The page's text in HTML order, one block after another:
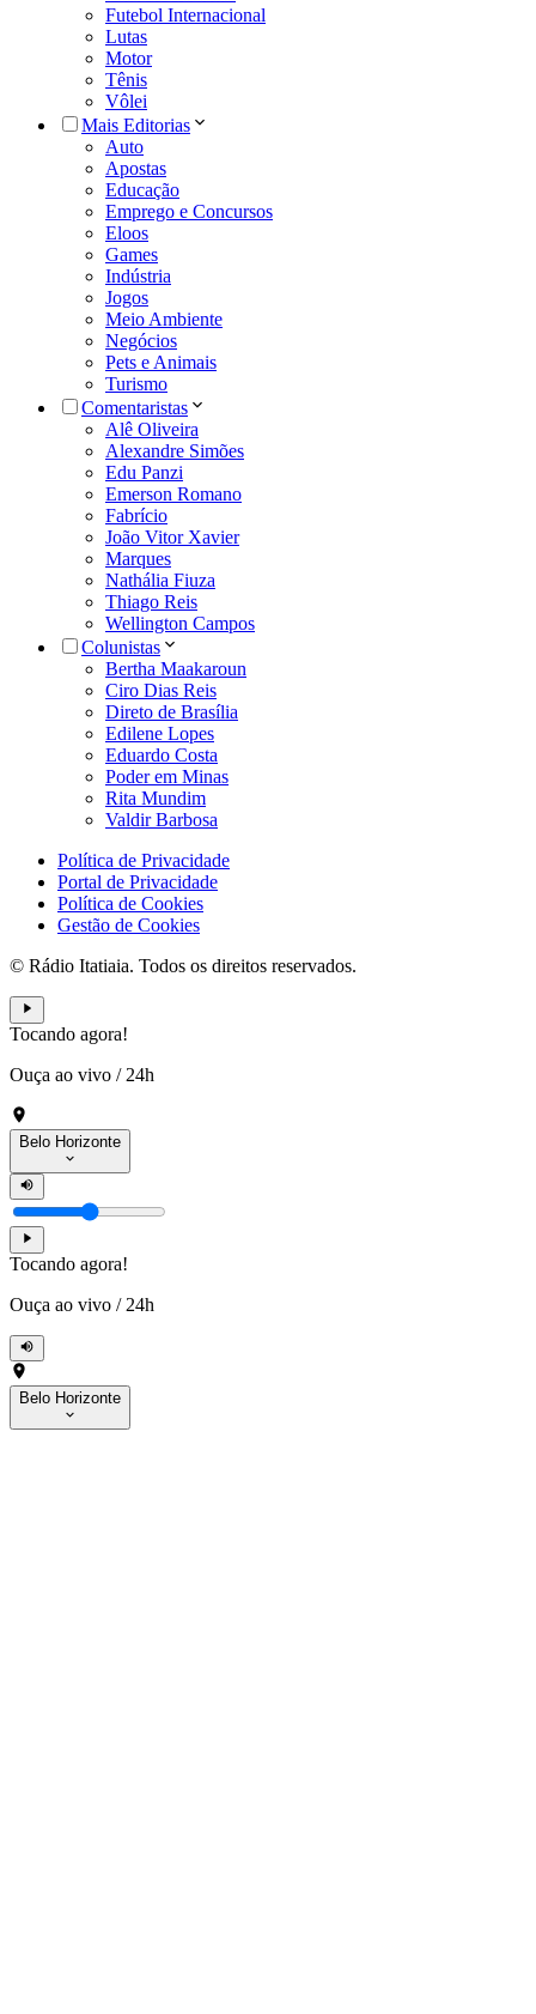
Futebol Internacional
Lutas
Motor
Tênis
Vôlei
Mais Editorias
Auto
Apostas
Educação
Emprego e Concursos
Eloos
Games
Indústria
Jogos
Meio Ambiente
Negócios
Pets e Animais
Turismo
Comentaristas
Alê Oliveira
Alexandre Simões
Edu Panzi
Emerson Romano
Fabrício
João Vitor Xavier
Marques
Nathália Fiuza
Thiago Reis
Wellington Campos
Colunistas
Bertha Maakaroun
Ciro Dias Reis
Direto de Brasília
Edilene Lopes
Eduardo Costa
Poder em Minas
Rita Mundim
Valdir Barbosa
Política de Privacidade
Portal de Privacidade
Política de Cookies
Gestão de Cookies
© Rádio Itatiaia. Todos os direitos reservados.
Tocando agora!
Ouça ao vivo / 24h
Belo Horizonte
Tocando agora!
Ouça ao vivo / 24h
Belo Horizonte